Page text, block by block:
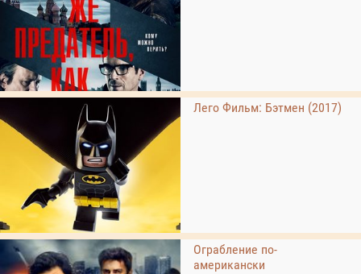
Лего Фильм: Бэтмен (2017)
Ограбление по-
американски